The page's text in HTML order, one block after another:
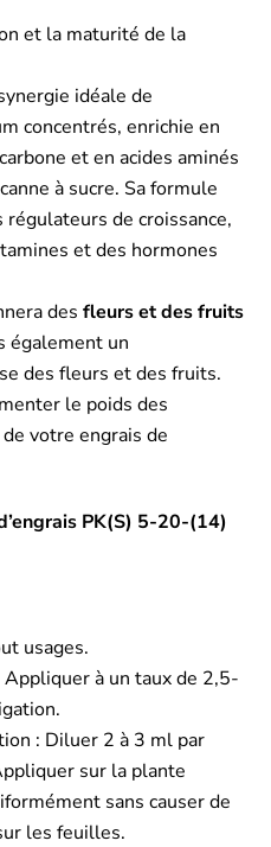
et la maturité de la
idéale de
concentrés, enrichie en
et en acides aminés
à sucre. Sa formule
de croissance,
et des hormones
des fleurs et des fruits
également un
des fleurs et des fruits.
le poids des
votre engrais de
PK(S) 5-20-(14)
usages.
à un taux de 2,5-
: Diluer 2 à 3 ml par
sur la plante
sans causer de
les feuilles.